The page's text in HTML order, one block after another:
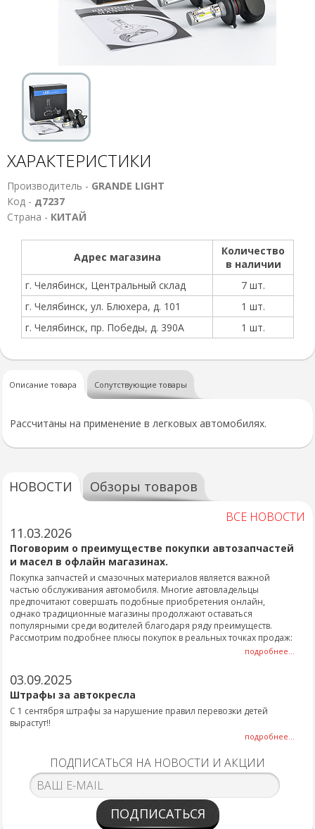
ХАРАКТЕРИСТИКИ
Производитель - GRANDE LIGHT
Код - д7237
Страна - КИТАЙ
Адрес магазина
Количество
в наличии
г. Челябинск, Центральный склад
7 шт.
г. Челябинск, ул. Блюхера, д. 101
1 шт.
г. Челябинск, пр. Победы, д. 390А
1 шт.
Описание товара Сопутствующие товары
Рассчитаны на применение в легковых автомобилях.
НОВОСТИ Обзоры товаров
ВСЕ НОВОСТИ
11.03.2026
Поговорим о преимуществе покупки автозапчастей
и масел в офлайн магазинах.
Покупка запчастей и смазочных материалов является важной
частью обслуживания автомобиля. Многие автовладельцы
предпочитают совершать подобные приобретения онлайн,
однако традиционные магазины продолжают оставаться
популярными среди водителей благодаря ряду преимуществ.
Рассмотрим подробнее плюсы покупок в реальных точках продаж:
подробнее...
03.09.2025
Штрафы за автокресла
С 1 сентября штрафы за нарушение правил перевозки детей
вырастут!!
подробнее...
ПОДПИСАТЬСЯ НА НОВОСТИ И АКЦИИ
ПОДПИСАТЬСЯ